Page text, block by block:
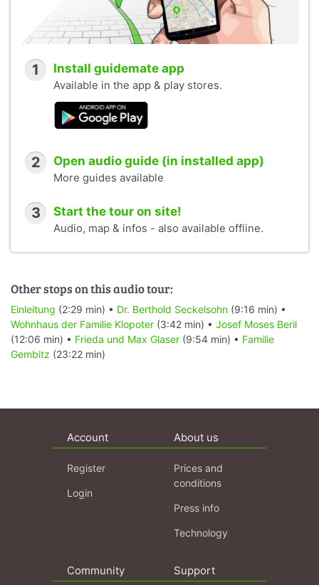
1 Install guidemate app
Available in the app & play stores.
2 Open audio guide (in installed app)
More guides available
3 Start the tour on site!
Audio, map & infos - also available offline.
Other stops on this audio tour:
Einleitung (2:29 min) • Dr. Berthold Seckelsohn (9:16 min) •
Wohnhaus der Familie Klopoter (3:42 min) • Josef Moses Beril
(12:06 min) • Frieda und Max Glaser (9:54 min) • Familie
Gembitz (23:22 min)
Account
Register
Login
About us
Prices and
conditions
Press info
Technology
Community Support